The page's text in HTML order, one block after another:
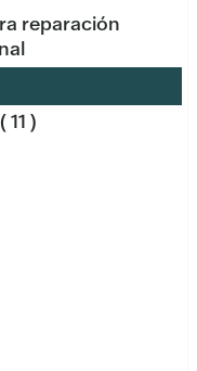
reparación
( 11 )